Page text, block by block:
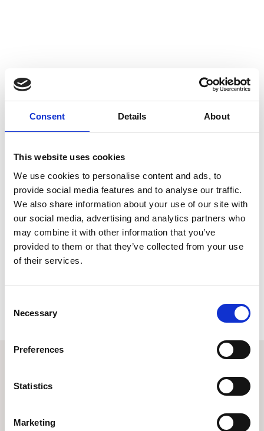
Consent Details About
This website uses cookies
We use cookies to personalise content and ads, to
provide social media features and to analyse our traffic.
We also share information about your use of our site with
our social media, advertising and analytics partners who
may combine it with other information that you’ve
provided to them or that they’ve collected from your use
of their services.
Selection
Necessary
Preferences
Statistics
Marketing